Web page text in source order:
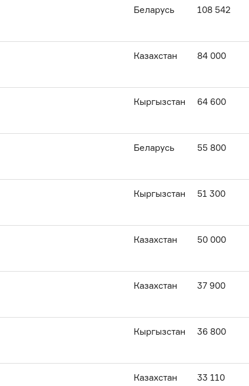
Беларусь 108 542
Казахстан 84 000
Кыргызстан 64 600
Беларусь 55 800
Кыргызстан 51 300
Казахстан 50 000
Казахстан 37 900
Кыргызстан 36 800
Казахстан 33 110